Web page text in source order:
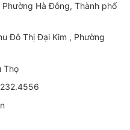
Hà Đông, Thành phố
Đô Thị Đại Kim , Phường
Thọ